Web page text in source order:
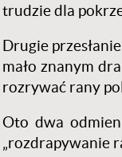
trudzie dla
Drugie
mało znanym
rozrywać rany
Oto dwa
„rozdrapywanie